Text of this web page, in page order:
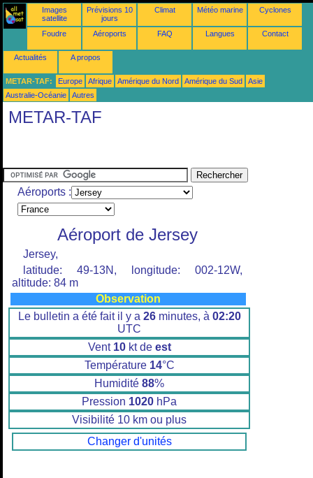
Images
satellite
Prévisions 10
jours
Climat Météo marine Cyclones
Foudre Aéroports FAQ Langues Contact
Actualités A propos
METAR-TAF: Europe Afrique Amérique du Nord Amérique du Sud
Asie
Australie-Océanie
Autres
METAR-TAF
Aéroports :
Aéroport de Jersey
Jersey,
latitude: 49-13N, longitude: 002-12W,
altitude: 84 m
Observation
Le bulletin a été fait il y a 26minutes, à 02:20
UTC
Vent 10kt de est
Température 14°C
Humidité 88%
Pression 1020 hPa
Visibilité 10 km ou plus
Changer d'unités